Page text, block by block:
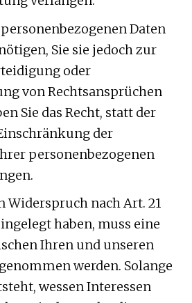
Daten
Sie sie jedoch zur
oder
von Rechtsansprüchen
Sie das Recht, statt der
der
personenbezogenen
Widerspruch nach Art. 21
haben, muss eine
Ihren und unseren
werden. Solange
wessen Interessen